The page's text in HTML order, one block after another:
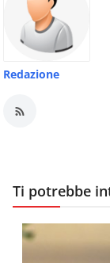
Redazione
Ti potrebbe